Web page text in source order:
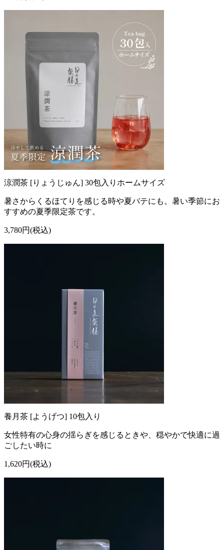
涼潤茶 [りょうじゅん] 30包入りホームサイズ
暑さからくるほてりを感じる時や夏バテにも。暑い季節にお
すすめの夏季限定茶です。
3,780円(税込)
養月茶 [ようげつ] 10包入り
女性特有の心身の揺らぎを感じるときや、穏やかで快適に過
ごしたい時に
1,620円(税込)